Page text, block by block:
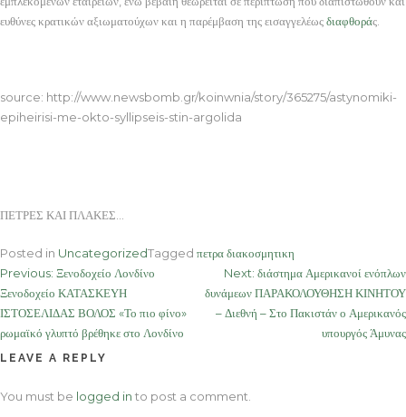
ευθύνες κρατικών αξιωματούχων και η παρέμβαση της εισαγγελέωςδιαφθοράς.
source: http://www.newsbomb.gr/koinwnia/story/365275/astynomiki-
epiheirisi-me-okto-syllipseis-stin-argolida
ΠΕΤΡΕΣ ΚΑΙ ΠΛΑΚΕΣ…
Posted in UncategorizedTagged πετρα διακοσμητικη
Post
navigation
Previous: Ξενοδοχείο Λονδίνο
Ξενοδοχείο ΚΑΤΑΣΚΕΥΗ
ΙΣΤΟΣΕΛΙΔΑΣ ΒΟΛΟΣ «Το πιο φίνο»
ρωμαϊκό γλυπτό βρέθηκε στο Λονδίνο
Next: διάστημα Αμερικανοί ενόπλων
δυνάμεων ΠΑΡΑΚΟΛΟΥΘΗΣΗ ΚΙΝΗΤΟΥ
– Διεθνή – Στο Πακιστάν ο Αμερικανός
υπουργός Άμυνας
LEAVE A REPLY
You must be logged in to post a comment.